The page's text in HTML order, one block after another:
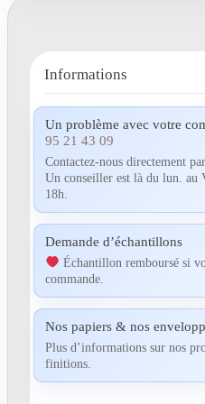
Informations
Un problème avec votre
95 21 43 09
Contactez-nous directement
Un conseiller est là du lun. au
18h.
Demande d’échantillons
Échantillon remboursé si
commande.
Nos papiers & nos
Plus d’informations sur nos
finitions.